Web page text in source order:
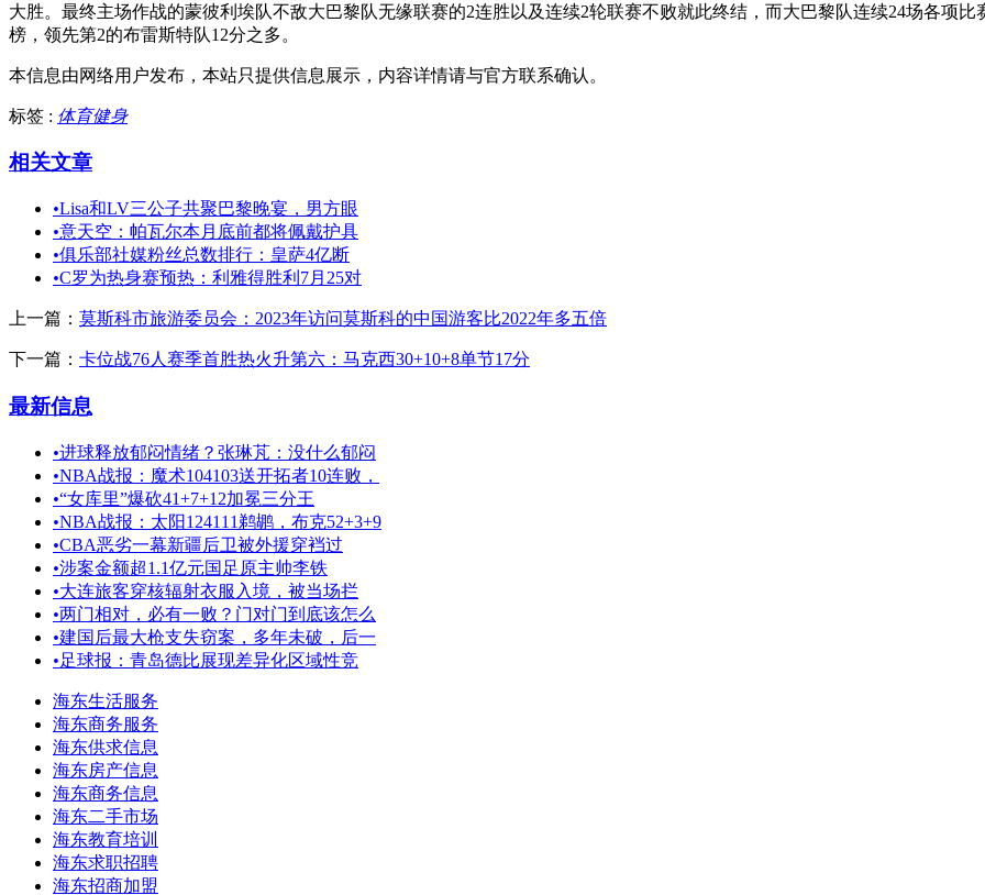
大胜。最终主场作战的蒙彼利埃队不敌大巴黎队无缘联赛的2连胜以及连续2轮联赛不败就此终结，而大巴黎队连续24场各项
榜，领先第2的布雷斯特队12分之多。
本信息由网络用户发布， 本站只提供信息展示，内容详情请与官方联系确认。
标签 : 体育健身
相关文章
•Lisa和LV三公子共聚巴黎晚宴，男方眼
•意天空：帕瓦尔本月底前都将佩戴护具
•俱乐部社媒粉丝总数排行：皇萨4亿断
•C罗为热身赛预热：利雅得胜利7月25对
上一篇： 莫斯科市旅游委员会：2023年访问莫斯科的中国游客比2022年多五倍
下一篇： 卡位战76人赛季首胜热火升第六：马克西30+10+8单节17分
最新信息
•进球释放郁闷情绪？张琳芃：没什么郁闷
•NBA战报：魔术104103送开拓者10连败，
•“女库里”爆砍41+7+12加冕三分王
•NBA战报：太阳124111鹈鹕，布克52+3+9
•CBA恶劣一幕新疆后卫被外援穿裆过
•涉案金额超1.1亿元国足原主帅李铁
•大连旅客穿核辐射衣服入境，被当场拦
•两门相对，必有一败？门对门到底该怎么
•建国后最大枪支失窃案，多年未破，后一
•足球报：青岛德比展现差异化区域性竞
海东生活服务
海东商务服务
海东供求信息
海东房产信息
海东商务信息
海东二手市场
海东教育培训
海东求职招聘
海东招商加盟